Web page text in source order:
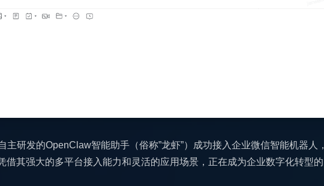
研发的OpenClaw智能助手（俗称”龙虾”）成功接入企业微信智能机器人，
借其强大的多平台接入能力和灵活的应用场景，正在成为企业数字化转型的